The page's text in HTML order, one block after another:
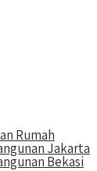
Rumah
Jakarta
Bekasi